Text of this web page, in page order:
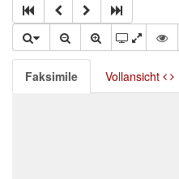
Faksimile Vollansicht